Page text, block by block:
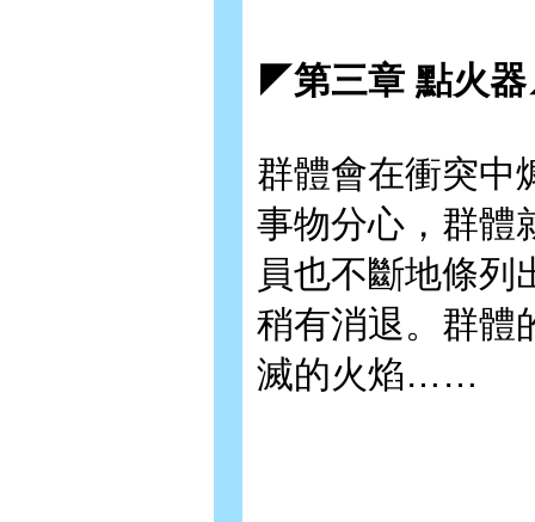
◤第三章 點火
群體會在衝突中
事物分心，群體
員也不斷地條列
稍有消退。群體
滅的火焰……